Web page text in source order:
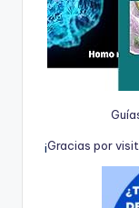
¡Gracias porvisit